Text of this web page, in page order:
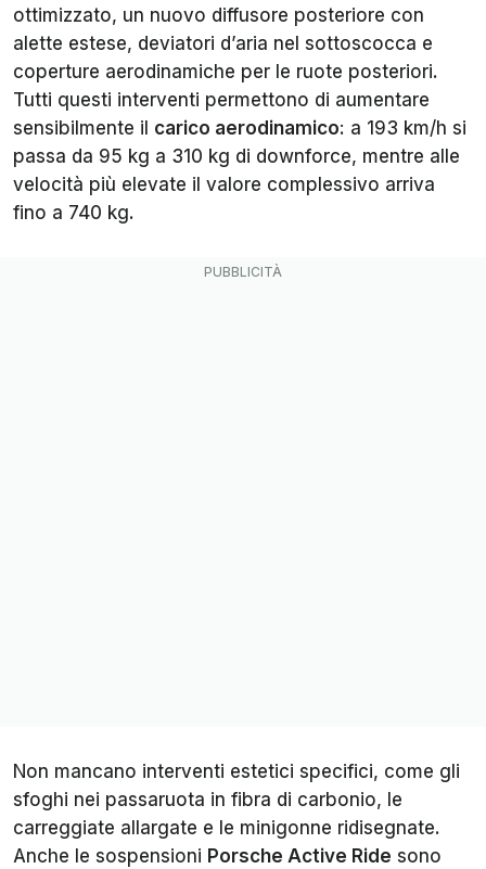
ottimizzato, un nuovo diffusore posteriore con
alette estese, deviatori d’aria nel sottoscocca e
coperture aerodinamiche per le ruote posteriori.
Tutti questi interventi permettono di aumentare
sensibilmente il carico aerodinamico: a 193 km/h si
passa da 95 kg a 310 kg di downforce, mentre alle
velocità più elevate il valore complessivo arriva
fino a 740 kg.
Non mancano interventi estetici specifici, come gli
sfoghi nei passaruota in fibra di carbonio, le
carreggiate allargate e le minigonne ridisegnate.
Anche le sospensioni Porsche Active Ride sono